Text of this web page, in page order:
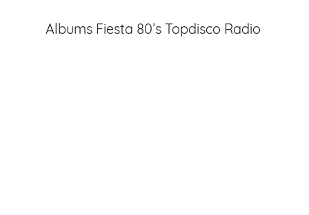
Albums Fiesta 80’s Topdisco Radio